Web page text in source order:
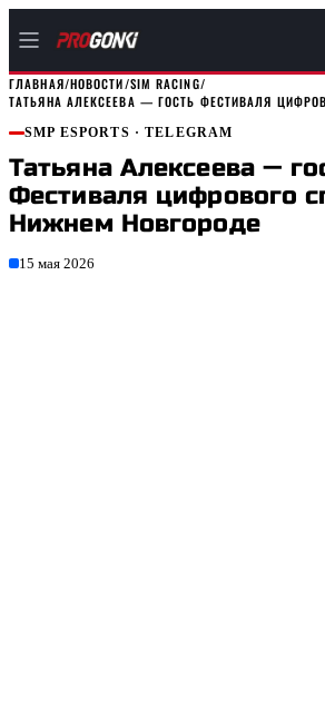
ГЛАВНАЯ/НОВОСТИ/SIM RACING/
ТАТЬЯНА АЛЕКСЕЕВА — ГОСТЬ ФЕСТИВАЛЯ
SMP ESPORTS · TELEGRAM
Татьяна Алексеева —
Фестиваля цифрового
Нижнем Новгороде
15 мая 2026